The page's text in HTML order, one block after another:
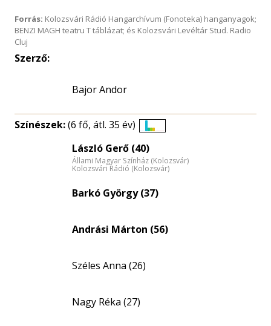
Forrás: Kolozsvári Rádió Hangarchívum (Fonoteka) hanganyagok;
BENZI MAGH teatru T táblázat; és Kolozsvári Levéltár Stud. Radio
Cluj
Szerző:
Bajor Andor
Színészek:(6 fő, átl. 35 év)
nagyítása
László Gerő (40)
Állami Magyar Színház (Kolozsvár)
Kolozsvári Rádió (Kolozsvár)
Barkó György (37)
Andrási Márton (56)
Széles Anna (26)
Nagy Réka (27)